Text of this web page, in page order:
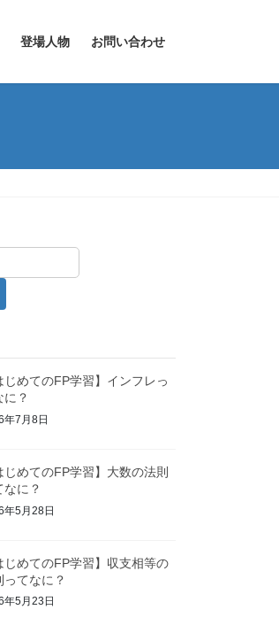
登場人物 お問い合わせ
じめてのFP学習】インフレっ
に？
年7月8日
じめてのFP学習】大数の法則
なに？
年5月28日
じめてのFP学習】収支相等の
ってなに？
年5月23日